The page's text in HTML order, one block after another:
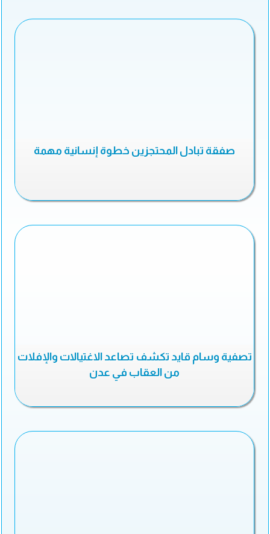
صفقة تبادل المحتجزين خطوة إنسانية مهمة
تصفية وسام قايد تكشف تصاعد الاغتيالات والإفلات
من العقاب في عدن